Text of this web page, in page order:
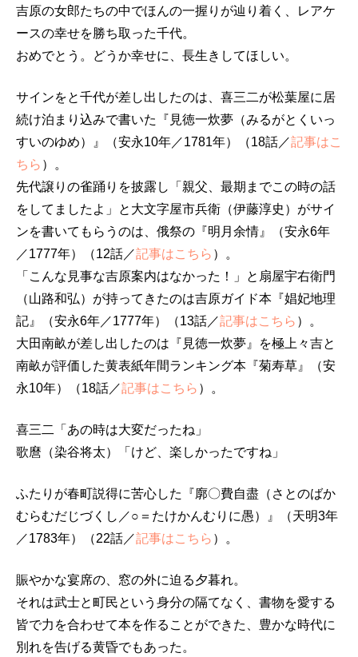
吉原の女郎たちの中でほんの一握りが辿り着く、レアケ
ースの幸せを勝ち取った千代。
おめでとう。どうか幸せに、長生きしてほしい。
サインをと千代が差し出したのは、喜三二が松葉屋に居
続け泊まり込みで書いた『見徳一炊夢（みるがとくいっ
すいのゆめ）』（安永10年／1781年）（18話／記事はこ
ちら ）。
先代譲りの雀踊りを披露し「親父、最期までこの時の話
をしてましたよ」と大文字屋市兵衛（伊藤淳史）がサイ
ンを書いてもらうのは、俄祭の『明月余情』（安永6年
／1777年）（12話／記事はこちら ）。
「こんな見事な吉原案内はなかった！」と扇屋宇右衛門
（山路和弘）が持ってきたのは吉原ガイド本『娼妃地理
記』（安永6年／1777年）（13話／記事はこちら ）。
大田南畝が差し出したのは『見徳一炊夢』を極上々吉と
南畝が評価した黄表紙年間ランキング本『菊寿草』（安
永10年）（18話／記事はこちら ）。
喜三二「あの時は大変だったね」
歌麿（染谷将太）「けど、楽しかったですね」
ふたりが春町説得に苦心した『廓〇費自盡（さとのばか
むらむだじづくし／○＝たけかんむりに愚）』（天明3年
／1783年）（22話／記事はこちら ）。
賑やかな宴席の、窓の外に迫る夕暮れ。
それは武士と町民という身分の隔てなく、書物を愛する
皆で力を合わせて本を作ることができた、豊かな時代に
別れを告げる黄昏でもあった。